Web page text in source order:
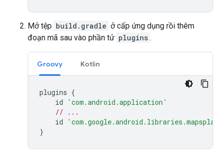
Mở tệp build.gradle ở cấp ứng dụng rồi thêm
đoạn mã sau vào phần tử plugins .
Groovy Kotlin
plugins {
id
'com.android.application'
// ...
id
}